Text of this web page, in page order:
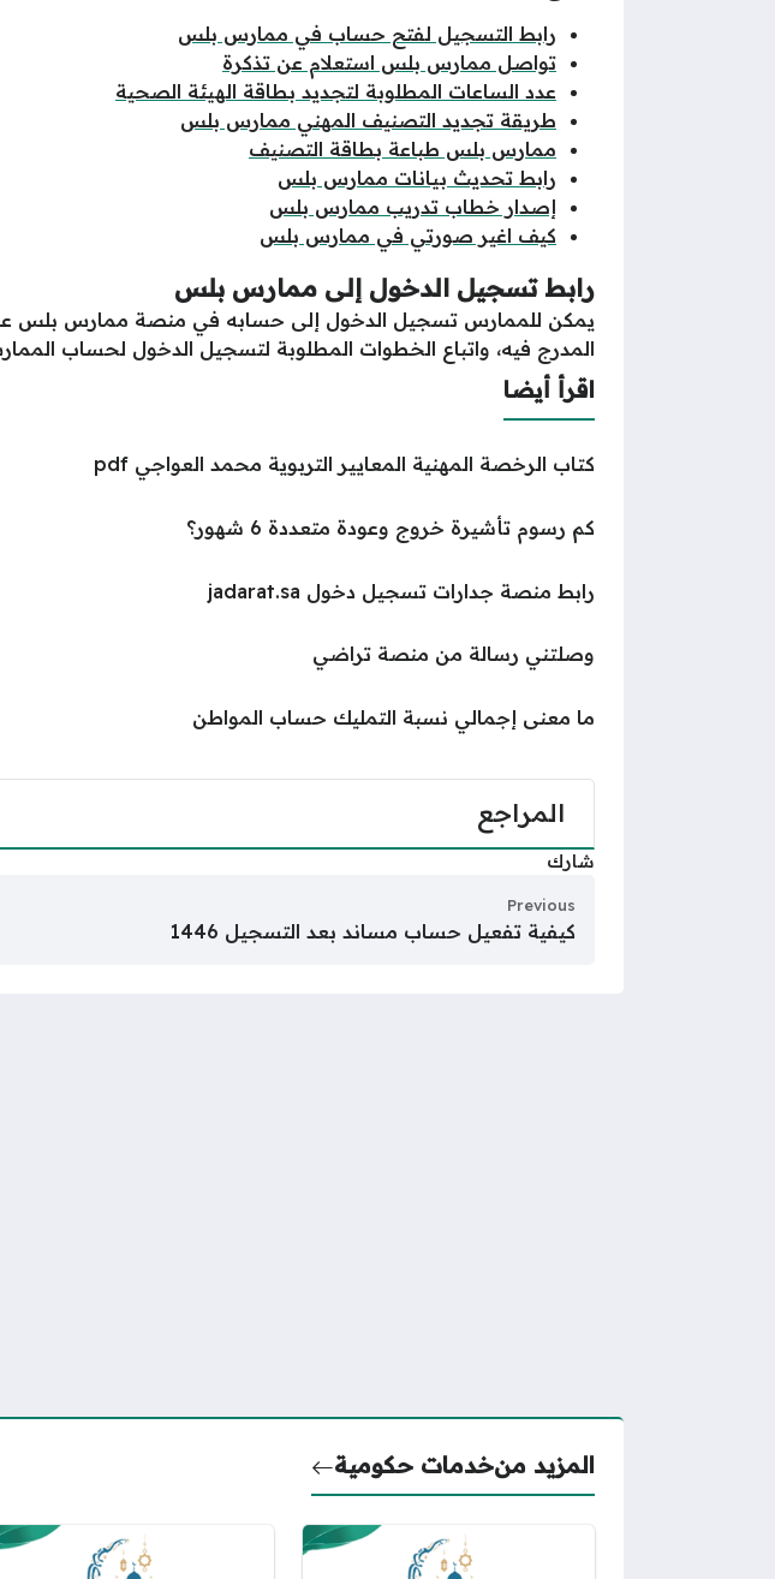
رابط التسجيل لفتح حساب في ممارس بلس
تواصل ممارس بلس استعلام عن تذكرة
عدد الساعات المطلوبة لتجديد بطاقة الهيئة الصحية
طريقة تجديد التصنيف المهني ممارس بلس
ممارس بلس طباعة بطاقة التصنيف
رابط تحديث بيانات ممارس بلس
إصدار خطاب تدريب ممارس بلس
كيف اغير صورتي في ممارس بلس
رابط تسجيل الدخول إلى ممارس بلس
يمكن للممارس تسجيل الدخول إلى حسابه في منصة ممارس بلس عبر
المدرج فيه، واتباع الخطوات المطلوبة لتسجيل الدخول لحساب
اقرأ أيضا
كتاب الرخصة المهنية المعايير التربوية محمد العواجي pdf
كم رسوم تأشيرة خروج وعودة متعددة 6 شهور؟
رابط منصة جدارات تسجيل دخول jadarat.sa
وصلتني رسالة من منصة تراضي
ما معنى إجمالي نسبة التمليك حساب المواطن
المراجع
شارك
Previous
كيفية تفعيل حساب مساند بعد التسجيل 1446
المزيد منخدمات حكومية